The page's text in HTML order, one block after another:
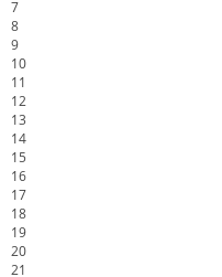
7
8
9
10
11
12
13
14
15
16
17
18
19
20
21